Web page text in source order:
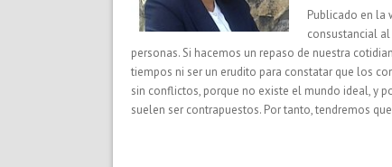
Publicado en la
consustancial
personas. Si hacemos un repaso de nuestra
tiempos ni ser un erudito para constatar que los
sin conflictos, porque no existe el mundo ideal, y
suelen ser contrapuestos. Por tanto, tendremos